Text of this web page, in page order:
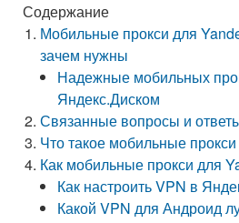
Содержание
Мобильные прокси для
зачем нужны
Надежные мобильных
Яндекс.Диском
Связанные вопросы и
Что такое мобильные
Как мобильные прокси для
Как настроить VPN в
Какой VPN для Андроид